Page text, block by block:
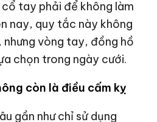
tay phải để không làm
nay, quy tắc này không
vòng tay, đồng hồ
chọn trong ngày cưới.
còn là điều cấm kỵ
gần như chỉ sử dụng